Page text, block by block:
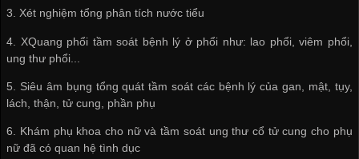
3. Xét nghiệm tổng phân tích nước tiểu
4. XQuang phổi tầm soát bệnh lý ở phổi như: lao phổi, viêm phổi,
ung thư phổi...
5. Siêu âm bụng tổng quát tầm soát các bệnh lý của gan, mật, tụy,
lách, thận, tử cung, phần phụ
6. Khám phụ khoa cho nữ và tầm soát ung thư cổ tử cung cho phụ
nữ đã có quan hệ tình dục